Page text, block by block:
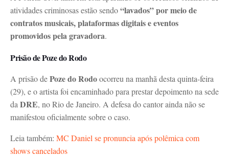
atividades criminosas estão sendo“lavados” por meio de
contratos musicais, plataformas digitais e eventos
promovidos pela gravadora.
Prisão de Poze do Rodo
A prisão dePoze do Rodoocorreu na manhã desta quinta-feira
(29), e o artista foi encaminhado para prestar depoimento na sede
da DRE, no Rio de Janeiro. A defesa do cantor ainda não se
manifestou oficialmente sobre o caso.
Leia também: MC Daniel se pronuncia após polêmica com
shows cancelados